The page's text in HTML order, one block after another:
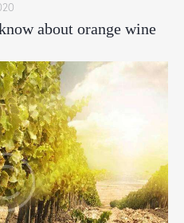
about orange wine